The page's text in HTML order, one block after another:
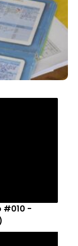
De Férias
#010 -